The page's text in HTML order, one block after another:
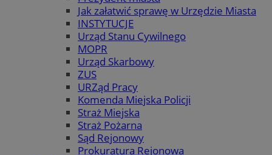
Jak załatwić sprawę w Urzędzie Miasta
INSTYTUCJE
Urząd Stanu Cywilnego
MOPR
Urząd Skarbowy
ZUS
URZąd Pracy
Komenda Miejska Policji
Straż Miejska
Straż Pożarna
Sąd Rejonowy
Prokuratura Rejonowa